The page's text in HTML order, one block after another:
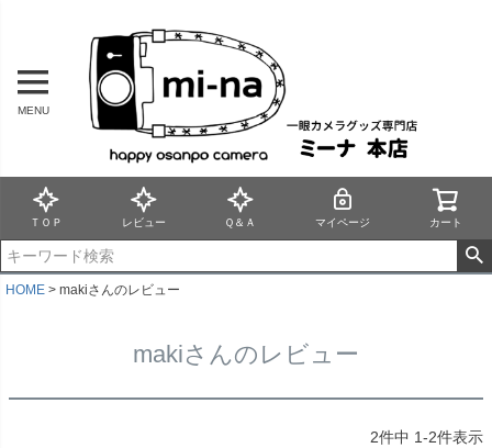
MENU
ＴＯＰ レビュー Ｑ＆Ａ マイページ カート
HOME makiさんのレビュー
makiさんのレビュー
2件中 1-2件表示